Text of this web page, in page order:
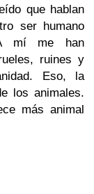
que hablan
ser humano
mí me han
ruines y
Eso, la
los animales.
más animal